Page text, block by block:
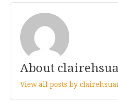
About
View all posts by